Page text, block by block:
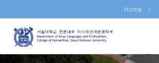
로
메
Home